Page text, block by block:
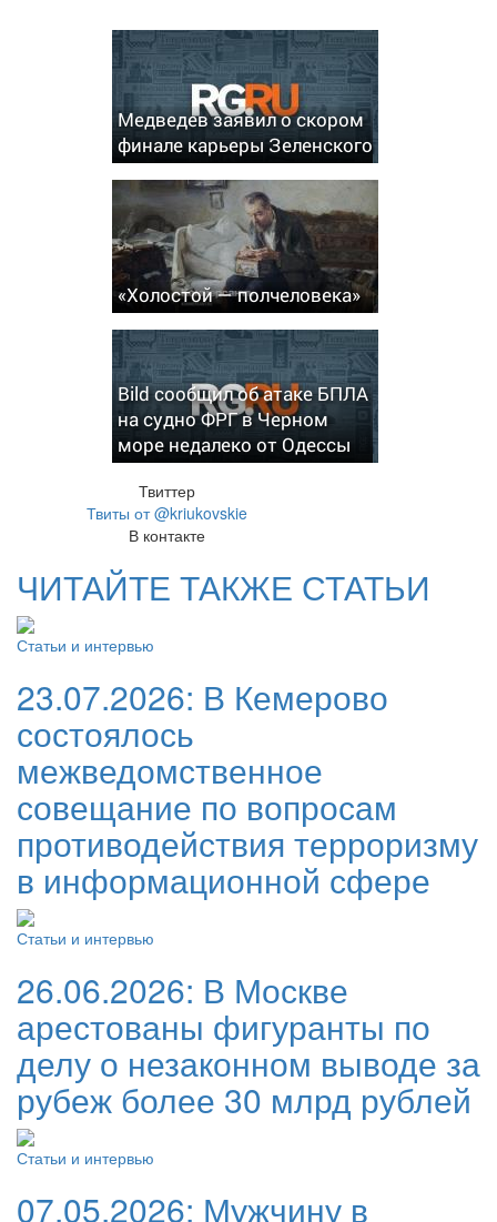
Медведев заявил о скором
финале карьеры Зеленского
«Холостой — полчеловека»
Bild сообщил об атаке БПЛА
на судно ФРГ в Черном
море недалеко от Одессы
Твиттер
Твиты от @kriukovskie
В контакте
ЧИТАЙТЕ ТАКЖЕ СТАТЬИ
Статьи и интервью
23.07.2026: В Кемерово
состоялось
межведомственное
совещание по вопросам
противодействия терроризму
в информационной сфере
Статьи и интервью
26.06.2026: В Москве
арестованы фигуранты по
делу о незаконном выводе за
рубеж более 30 млрд рублей
Статьи и интервью
07.05.2026: Мужчину в